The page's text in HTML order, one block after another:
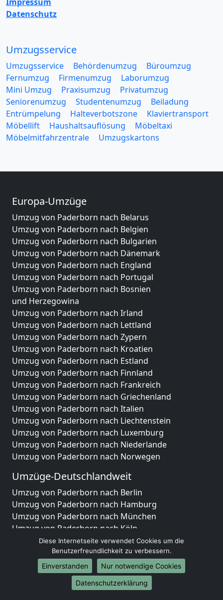
Datenschutz
Umzugsservice
Umzugsservice Behördenumzug
Büroumzug
Fernumzug
Firmenumzug
Laborumzug
Mini Umzug
Praxisumzug
Privatumzug
Seniorenumzug
Studentenumzug
Beiladung
Entrümpelung
Halteverbotszone
Klaviertransport
Möbellift
Haushaltsauflösung
Möbeltaxi
Möbelmitfahrzentrale
Umzugskartons
Europa-Umzüge
Umzug von Paderborn nach Belarus
Umzug von Paderborn nach Belgien
Umzug von Paderborn nach Bulgarien
Umzug von Paderborn nach Dänemark
Umzug von Paderborn nach England
Umzug von Paderborn nach Portugal
Umzug von Paderborn nach Bosnien
und Herzegowina
Umzug von Paderborn nach Irland
Umzug von Paderborn nach Lettland
Umzug von Paderborn nach Zypern
Umzug von Paderborn nach Kroatien
Umzug von Paderborn nach Estland
Umzug von Paderborn nach Finnland
Umzug von Paderborn nach Frankreich
Umzug von Paderborn nach Griechenland
Umzug von Paderborn nach Italien
Umzug von Paderborn nach Liechtenstein
Umzug von Paderborn nach Luxemburg
Umzug von Paderborn nach Niederlande
Umzug von Paderborn nach Norwegen
Umzüge-Deutschlandweit
Umzug von Paderborn nach Berlin
Umzug von Paderborn nach Hamburg
Umzug von Paderborn nach München
Umzug von Paderborn nach Köln
Umzug von Paderborn nach Frankfurt am Main
Umzug von Paderborn nach Stuttgart
Umzug von Paderborn nach Düsseldorf
Umzug von Paderborn nach Leipzig
Umzug von Paderborn nach Dortmund
Diese Internetseite verwendet Cookies um die
Benutzerfreundlichkeit zu verbessern.
Einverstanden
Nur notwendige Cookies
Datenschutzerklärung